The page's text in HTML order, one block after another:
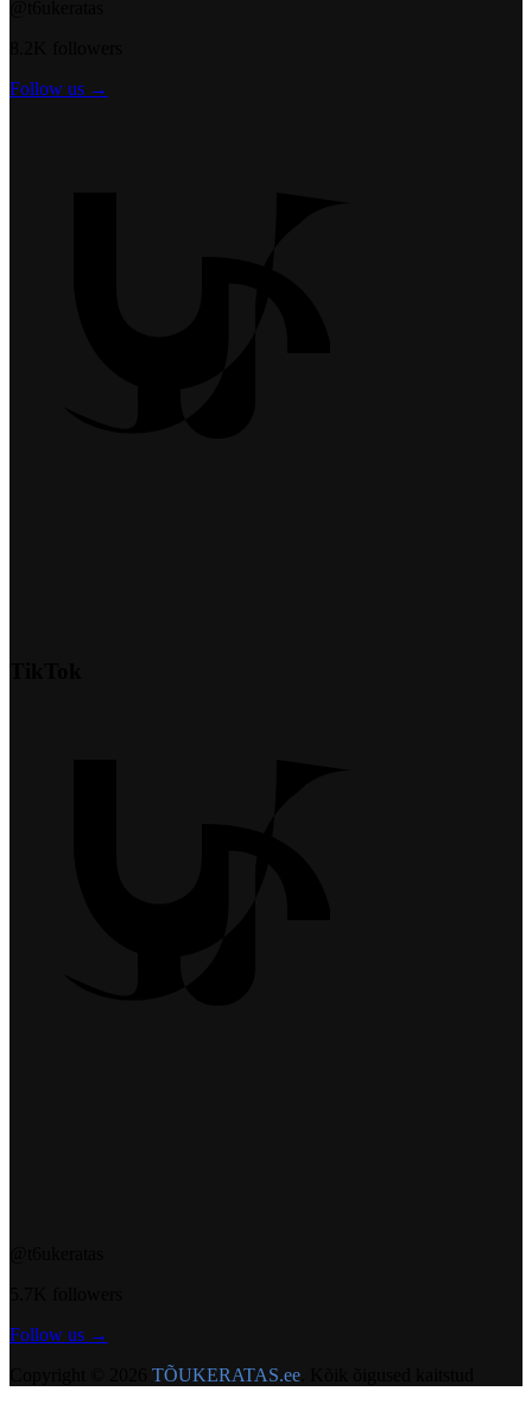
Follow us →
Follow us →
TÕUKERATAS.ee